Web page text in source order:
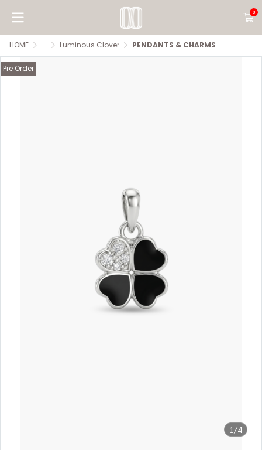
0
HOME ... Luminous Clover PENDANTS & CHARMS
1/4
Pre Order